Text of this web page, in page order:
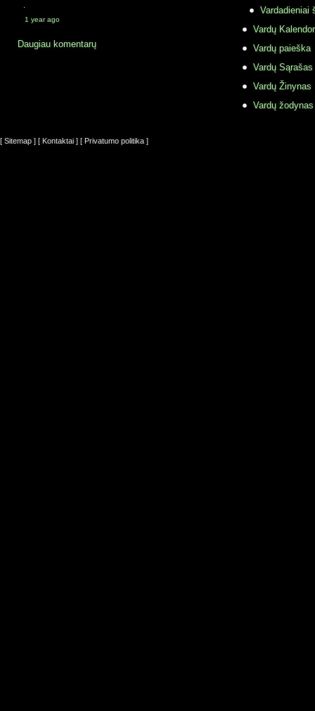
·
1 year ago
Daugiau komentarų
Vardadieniai
Vardų
Vardų paieška
Vardų Sąrašas
Vardų Žinynas
Vardų
[ Sitemap ] [ Kontaktai ] [ Privatumo politika ]